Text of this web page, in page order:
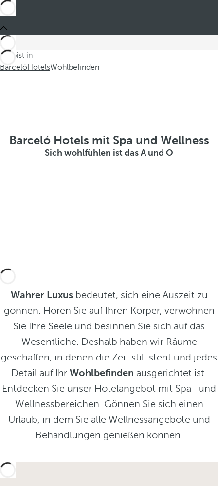
Du bist in
BarcelóHotelsWohlbefinden
Barceló Hotels mit Spa und Wellness
Sich wohlfühlen ist das A und O
Wahrer Luxusbedeutet, sich eine Auszeit zu
gönnen. Hören Sie auf Ihren Körper, verwöhnen
Sie Ihre Seele und besinnen Sie sich auf das
Wesentliche. Deshalb haben wir Räume
geschaffen, in denen die Zeit still steht und jedes
Detail auf Ihr Wohlbefinden ausgerichtet ist.
Entdecken Sie unser Hotelangebot mit Spa- und
Wellnessbereichen. Gönnen Sie sich einen
Urlaub, in dem Sie alle Wellnessangebote und
Behandlungen genießen können.